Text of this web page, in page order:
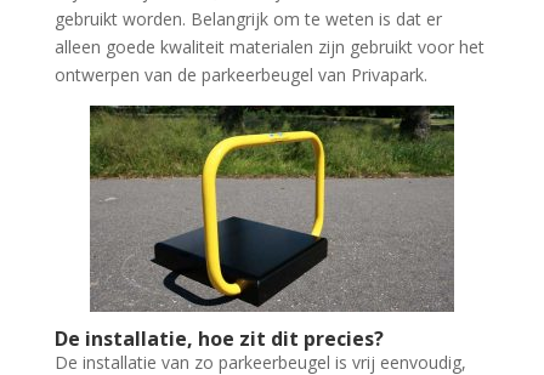
gebruikt worden. Belangrijk om te weten is dat er
alleen goede kwaliteit materialen zijn gebruikt voor het
ontwerpen van de parkeerbeugel van Privapark.
De installatie, hoe zit dit precies?
De installatie van zo parkeerbeugel is vrij eenvoudig,